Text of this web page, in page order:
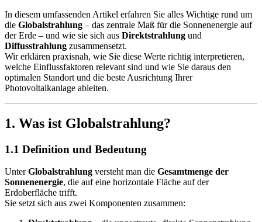
In diesem umfassenden Artikel erfahren Sie alles Wichtige rund um
die Globalstrahlung – das zentrale Maß für die Sonnenenergie auf
der Erde – und wie sie sich aus Direktstrahlung und
Diffusstrahlung zusammensetzt.
Wir erklären praxisnah, wie Sie diese Werte richtig interpretieren,
welche Einflussfaktoren relevant sind und wie Sie daraus den
optimalen Standort und die beste Ausrichtung Ihrer
Photovoltaikanlage ableiten.
1. Was ist Globalstrahlung?
1.1 Definition und Bedeutung
UnterGlobalstrahlung versteht man die Gesamtmenge der
Sonnenenergie, die auf eine horizontale Fläche auf der
Erdoberfläche trifft.
Sie setzt sich aus zwei Komponenten zusammen: